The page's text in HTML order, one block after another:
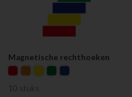
Magnetische rechthoeken
10 stuks